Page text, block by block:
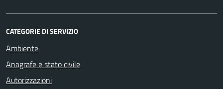
CATEGORIE DI SERVIZIO
Ambiente
Anagrafe e stato civile
Autorizzazioni